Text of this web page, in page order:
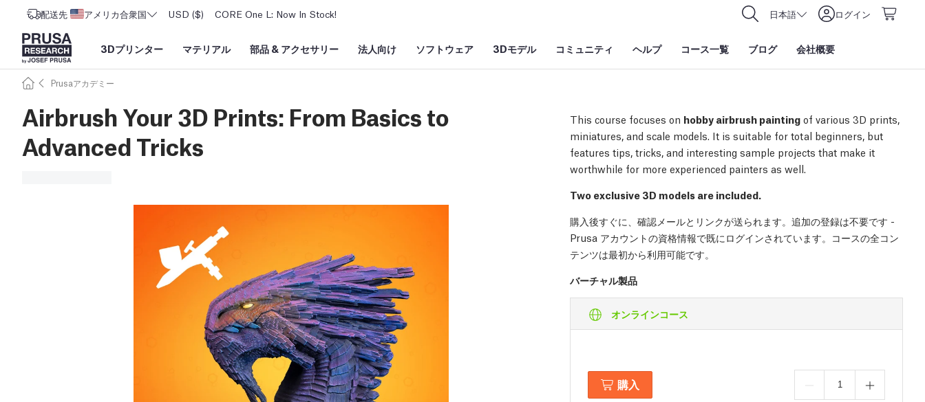
配送先 アメリカ合衆国 USD ($) CORE One L: Now In Stock! 日本語 ログイン
3Dプリンター マテリアル 部品 & アクセサリー 法人向け ソフトウェア 3Dモデル コミュニティ ヘルプ コース一覧 ブログ 会社概要
Prusaアカデミー
Airbrush Your 3D Prints: From Basics to
Advanced Tricks
This course focuses on hobby airbrush painting of various 3D prints,
miniatures, and scale models. It is suitable for total beginners, but
features tips, tricks, and interesting sample projects that make it
worthwhile for more experienced painters as well.
Two exclusive 3D models are included.
購入後すぐに、確認メールとリンクが送られます。追加の登録は不要です -
Prusa アカウントの資格情報で既にログインされています。コースの全コン
テンツは最初から利用可能です。
バーチャル製品
オンラインコース
購入